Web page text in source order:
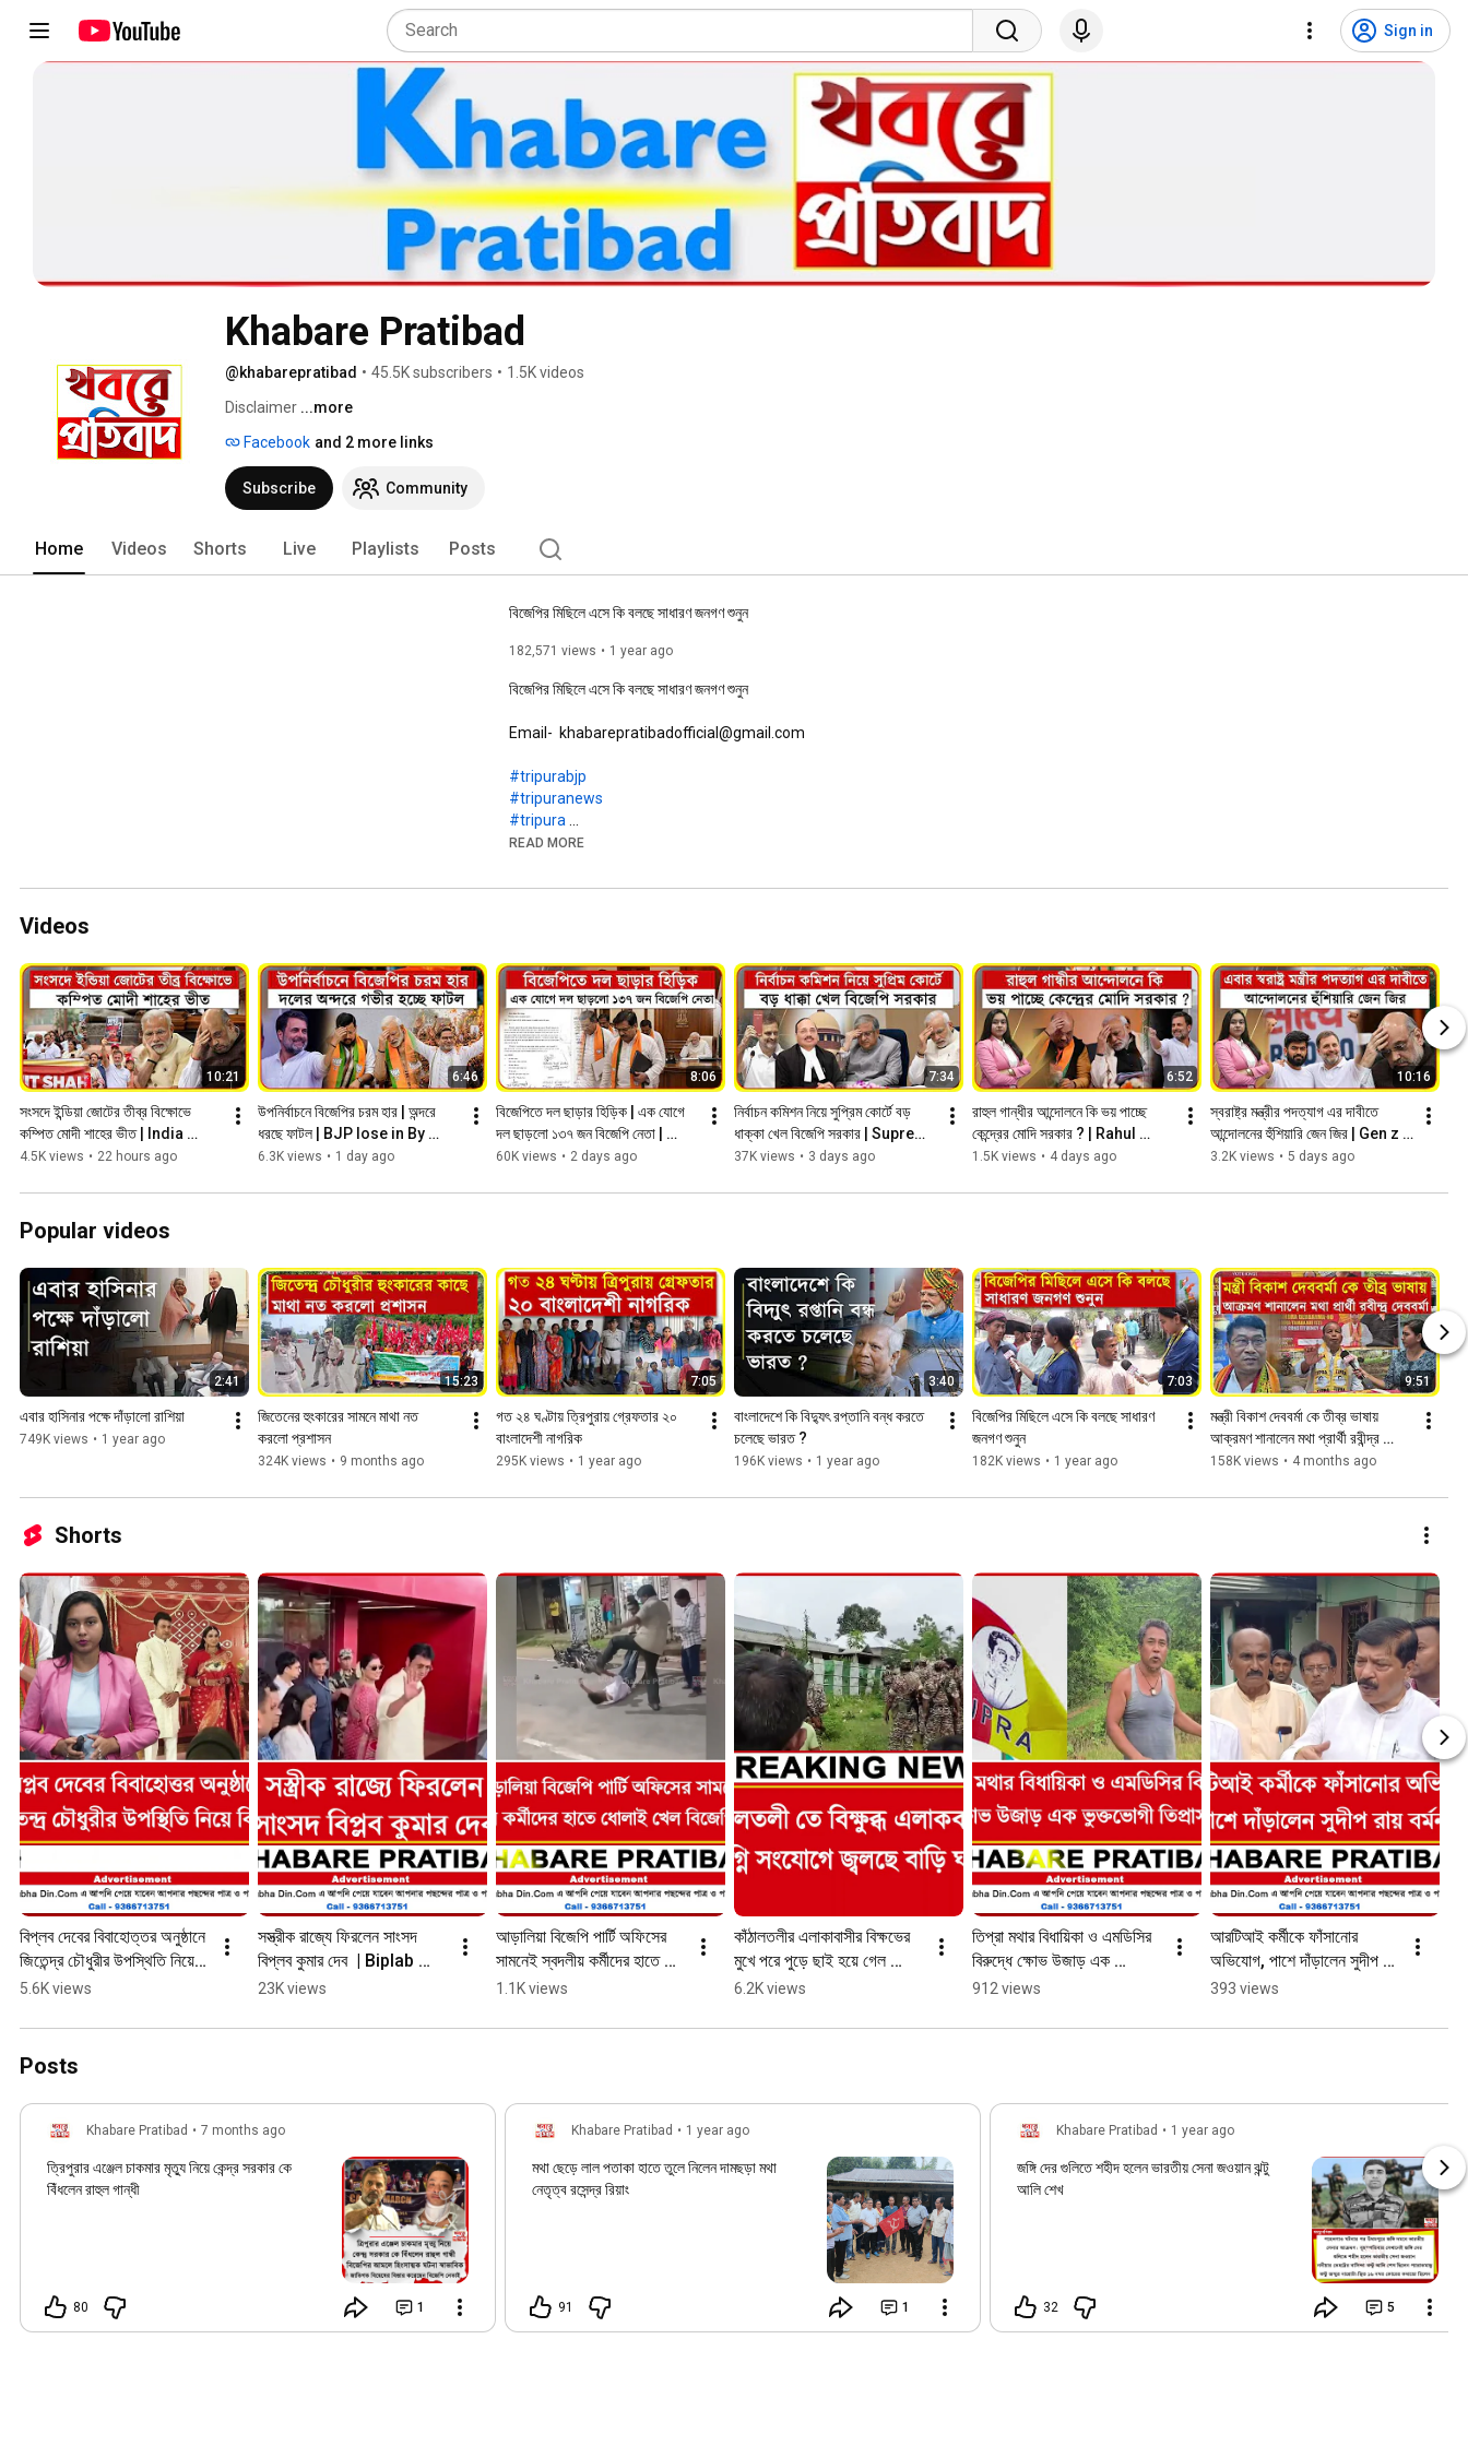
Sign in
Khabare Pratibad
@khabarepratibad • 45.5K subscribers • 1.5K videos
Disclaimer ...more
Facebook and 2 more links
Subscribe Community
Home Videos Shorts Live Playlists Posts
বিজেপির মিছিলে এসে কি বলছে সাধারণ জনগণ শুনুন
182,571 views 1 year ago
বিজেপির মিছিলে এসে কি বলছে সাধারণ জনগণ শুনুন
Email-  khabarepratibadofficial@gmail.com
#tripurabjp
#tripuranews
#tripura
#khabarepratibad
READ MORE
Videos
10:21
সংসদে ইন্ডিয়া জোটের তীব্র বিক্ষোভে
কম্পিত মোদী শাহের ভীত | India
Alliance
4.5K views • 22 hours ago
6:46
উপনির্বাচনে বিজেপির চরম হার | অন্দরে
ধরছে ফাটল | BJP lose in By
election
6.3K views • 1 day ago
8:06
বিজেপিতে দল ছাড়ার হিড়িক | এক যোগে
দল ছাড়লো ১৩৭ জন বিজেপি নেতা |
Chhattisgarh BJP Crisis
60K views • 2 days ago
7:34
নির্বাচন কমিশন নিয়ে সুপ্রিম কোর্টে বড়
ধাক্কা খেল বিজেপি সরকার | Supreme
Court | Election
37K views • 3 days ago
6:52
রাহুল গান্ধীর আন্দোলনে কি ভয় পাচ্ছে
কেন্দ্রের মোদি সরকার ? | Rahul
Gandhi
1.5K views • 4 days ago
10:16
স্বরাষ্ট্র মন্ত্রীর পদত্যাগ এর দাবীতে
আন্দোলনের হুঁশিয়ারি জেন জির | Gen z
Protest
3.2K views • 5 days ago
Popular videos
2:41
এবার হাসিনার পক্ষে দাঁড়ালো রাশিয়া
749K views • 1 year ago
15:23
জিতেনের হুংকারের সামনে মাথা নত
করলো প্রশাসন
324K views • 9 months ago
7:05
গত ২৪ ঘণ্টায় ত্রিপুরায় গ্রেফতার ২০
বাংলাদেশী নাগরিক
295K views • 1 year ago
3:40
বাংলাদেশে কি বিদ্যুৎ রপ্তানি বন্ধ করতে
চলেছে ভারত ?
196K views • 1 year ago
7:03
বিজেপির মিছিলে এসে কি বলছে সাধারণ
জনগণ শুনুন
182K views • 1 year ago
9:51
মন্ত্রী বিকাশ দেববর্মা কে তীব্র ভাষায়
আক্রমণ শানালেন মথা প্রার্থী রবীন্দ্র
দেববর্মা
158K views • 4 months ago
Shorts
বিপ্লব দেবের বিবাহোত্তর অনুষ্ঠানে
জিতেন্দ্র চৌধুরীর উপস্থিতি নিয়ে
বিতর্ক | Biplab Kumar Deb
5.6K views
সস্ত্রীক রাজ্যে ফিরলেন সাংসদ
বিপ্লব কুমার দেব  | Biplab
Kumar Deb
23K views
আড়ালিয়া বিজেপি পার্টি অফিসের
সামনেই স্বদলীয় কর্মীদের হাতে
ধোলাই খেল বিজেপি নেতা
1.1K views
কাঁঠালতলীর এলাকাবাসীর বিক্ষভের
মুখে পরে পুড়ে ছাই হয়ে গেল
অভিযুক্তদের বাড়ি ঘর।
6.2K views
তিপ্রা মথার বিধায়িকা ও এমডিসির
বিরুদ্ধে ক্ষোভ উজাড় এক
ভুক্তভোগী তিপ্রাসার | Tipra
912 views
আরটিআই কর্মীকে ফাঁসানোর
অভিযোগ, পাশে দাঁড়ালেন সুদীপ রায়
বর্মন | Sudip Roy Barman
393 views
Posts
Khabare Pratibad • 7 months ago
ত্রিপুরার এঞ্জেল চাকমার মৃত্যু নিয়ে কেন্দ্র সরকার কে
বিঁধলেন রাহুল গান্ধী
80 1
Khabare Pratibad • 1 year ago
মথা ছেড়ে লাল পতাকা হাতে তুলে নিলেন দামছড়া মথা
নেতৃত্ব রসেন্দ্র রিয়াং
91 1
Khabare Pratibad • 1 year ago
জঙ্গি দের গুলিতে শহীদ হলেন ভারতীয় সেনা জওয়ান ঝন্টু
আলি শেখ
32 5